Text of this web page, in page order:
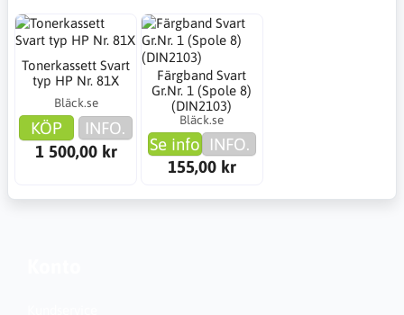
Tonerkassett Svart
typ HP Nr. 81X
Bläck.se
KÖP
INFO.
1 500,00 kr
Färgband Svart
Gr.Nr. 1 (Spole 8)
(DIN2103)
Bläck.se
Se info INFO.
155,00 kr